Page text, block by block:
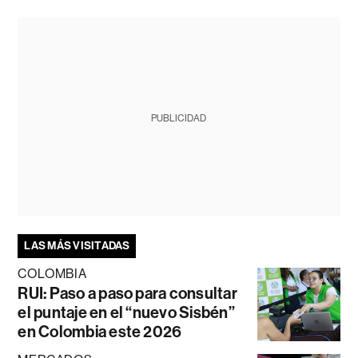
PUBLICIDAD
LAS MÁS VISITADAS
COLOMBIA
RUI: Paso a paso para consultar
el puntaje en el “nuevo Sisbén”
en Colombia este 2026